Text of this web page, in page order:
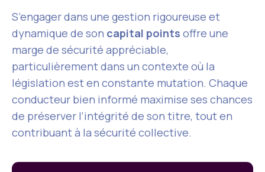
S’engager dans une gestion rigoureuse et
dynamique de son capital points offre une
marge de sécurité appréciable,
particulièrement dans un contexte où la
législation est en constante mutation. Chaque
conducteur bien informé maximise ses chances
de préserver l’intégrité de son titre, tout en
contribuant à la sécurité collective.